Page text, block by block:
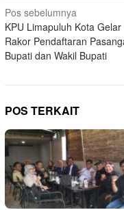
Navigasi
pos
Pos sebelumnya
KPU Limapuluh Kota Gelar
Rakor Pendaftaran
Bupati dan Wakil Bupati
POS TERKAIT